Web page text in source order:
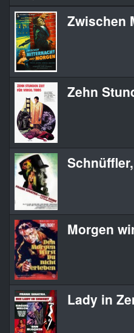
Zwischen
Zehn
Morgen
Lady in